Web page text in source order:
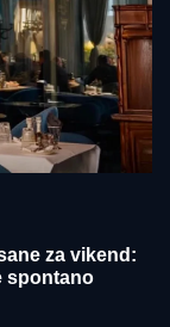
za vikend:
spontano